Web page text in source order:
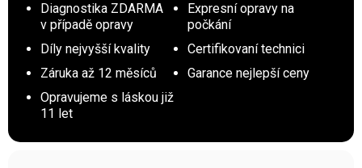
Diagnostika ZDARMA
v případě opravy
Expresní opravy na
počkání
Díly nejvyšší kvality
Certifikovaní technici
Záruka až 12 měsíců
Garance nejlepší ceny
Opravujeme s láskou již
11 let